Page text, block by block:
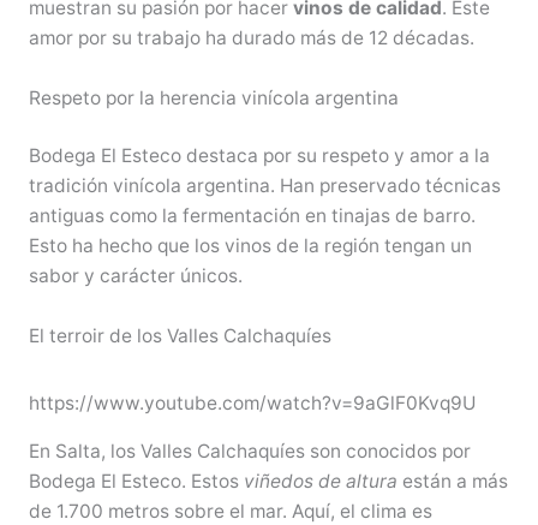
muestran su pasión por hacer vinos de calidad. Este
amor por su trabajo ha durado más de 12 décadas.
Respeto por la herencia vinícola argentina
Bodega El Esteco destaca por su respeto y amor a la
tradición vinícola argentina. Han preservado técnicas
antiguas como la fermentación en tinajas de barro.
Esto ha hecho que los vinos de la región tengan un
sabor y carácter únicos.
El terroir de los Valles Calchaquíes
https://www.youtube.com/watch?v=9aGlF0Kvq9U
En Salta, los Valles Calchaquíes son conocidos por
Bodega El Esteco. Estos viñedos de altura están a más
de 1.700 metros sobre el mar. Aquí, el clima es